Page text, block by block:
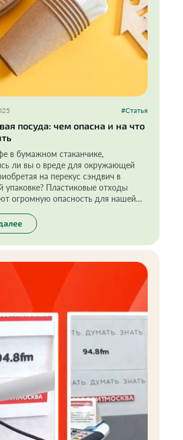
#Статья
посуда: чем опасна и на что
в бумажном стаканчике,
ли вы о вреде для окружающей
на перекус сэндвич в
упаковке? Пластиковые отходы
огромную опасность для нашей
При этом самые
предметы, загрязняющие
среду — «товары-однодневки»:
повлиять на ситуацию,
начать с себя.